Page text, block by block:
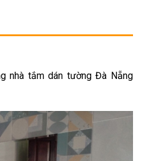
nhà tắm dán tường Đà Nẵng